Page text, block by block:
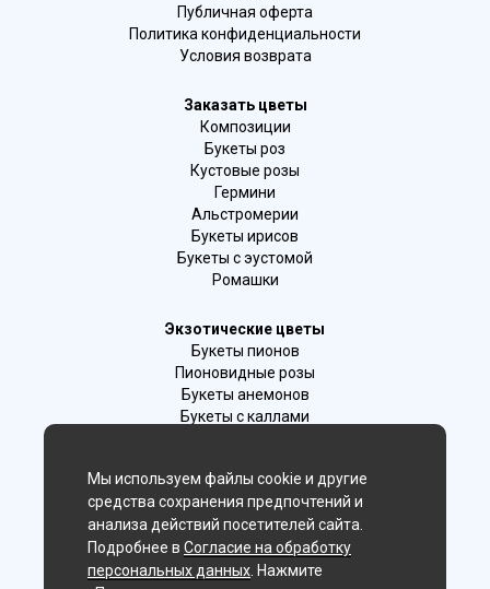
Публичная оферта
Политика конфиденциальности
Условия возврата
Заказать цветы
Композиции
Букеты роз
Кустовые розы
Гермини
Альстромерии
Букеты ирисов
Букеты с эустомой
Ромашки
Экзотические цветы
Букеты пионов
Пионовидные розы
Букеты анемонов
Букеты с каллами
Лаванда
Гиацинты
Мы в соц. сетях:
Мы используем файлы cookie и другие
средства сохранения предпочтений и
анализа действий посетителей сайта.
Подробнее в Согласие на обработку
персональных данных . Нажмите